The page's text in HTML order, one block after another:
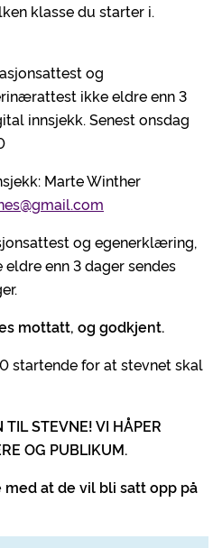
klasse du starter i.
og
ikke eldre enn 3
innsjekk. Senest onsdag
Marte Winther
og egenerklæring,
enn 3 dager sendes
mottatt, og godkjent.
startende for at stevnet skal
TIL STEVNE! VI HÅPER
OG PUBLIKUM.
at de vil bli satt opp på